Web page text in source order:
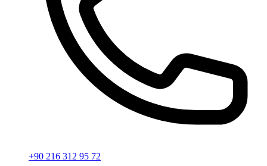
+90 216 312 95 72